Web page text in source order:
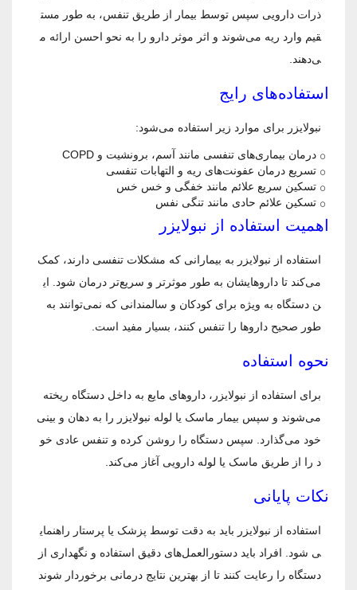
ذرات دارویی سپس توسط بیمار از طریق تنفس، به طور مست
قیم وارد ریه می‌شوند و اثر موثر دارو را به نحو احسن ارائه م
ی‌دهند.
استفاده‌های رایج
نبولایزر برای موارد زیر استفاده می‌شود:
درمان بیماری‌های تنفسی مانند آسم، برونشیت و COPD
تسریع درمان عفونت‌های ریه و التهابات تنفسی
تسکین سریع علائم مانند خفگی و خس خس
تسکین علائم حادی مانند تنگی نفس
اهمیت استفاده از نبولایزر
استفاده از نبولایزر به بیمارانی که مشکلات تنفسی دارند، کمک
می‌کند تا داروهایشان به طور موثرتر و سریع‌تر درمان شود. ای
ن دستگاه به ویژه برای کودکان و سالمندانی که نمی‌توانند به
طور صحیح داروها را تنفس کنند، بسیار مفید است.
نحوه استفاده
برای استفاده از نبولایزر، داروهای مایع به داخل دستگاه ریخته
می‌شوند و سپس بیمار ماسک یا لوله نبولایزر را به دهان و بینی
خود می‌گذارد. سپس دستگاه را روشن کرده و تنفس عادی خو
د را از طریق ماسک یا لوله دارویی آغاز می‌کند.
نکات پایانی
استفاده از نبولایزر باید به دقت توسط پزشک یا پرستار راهنمای
ی شود. افراد باید دستورالعمل‌های دقیق استفاده و نگهداری از
دستگاه را رعایت کنند تا از بهترین نتایج درمانی برخوردار شوند